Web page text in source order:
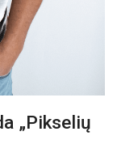
„Pikselių